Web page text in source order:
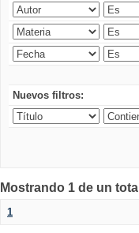
Nuevos filtros:
Mostrando 1 de un
1